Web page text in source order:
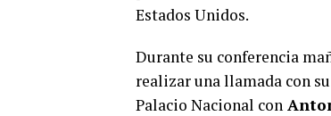
Estados Unidos.
Durante su conferencia
realizar una llamada con
Palacio Nacional con